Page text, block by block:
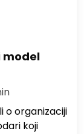
model
o organizaciji
koji